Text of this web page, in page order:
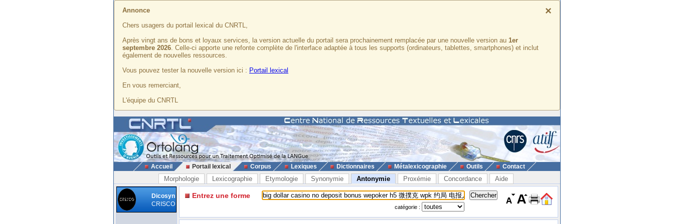
×
Annonce
Chers usagers du portail lexical du CNRTL,
Après vingt ans de bons et loyaux services, la version actuelle du portail sera prochainement remplacée par une nouvelle version au 1er
septembre 2026. Celle-ci apporte une refonte complète de l'interface adaptée à tous les supports (ordinateurs, tablettes, smartphones) et inclut
également de nouvelles ressources.
Vous pouvez tester la nouvelle version ici : Portail lexical
En vous remerciant,
L'équipe du CNRTL
Accueil Portail lexical Corpus Lexiques Dictionnaires Métalexicographie Outils Contact
Morphologie Lexicographie Etymologie Synonymie Antonymie Proxémie Concordance Aide
Dicosyn
CRISCO
Entrez une forme
catégorie :